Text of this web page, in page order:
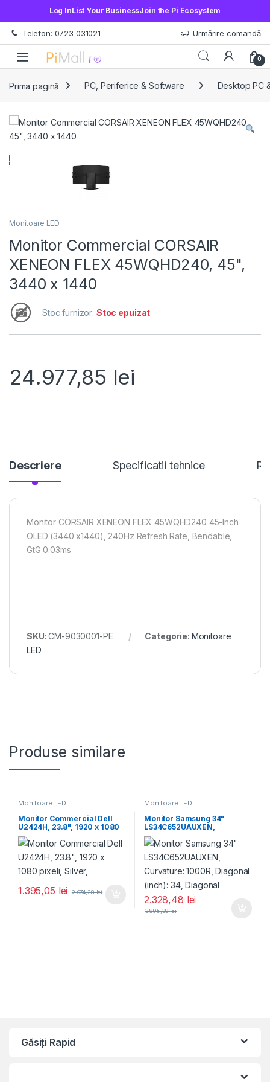
Log InList Your BusinessJoin the Pi Ecosystem
Treci la navigare
Sări la conținut
Telefon: 0723 031021 Urmărire comandă
Open 0
Prima pagină PC, Periferice & Software Desktop PC
Monitoare LED
Monitor Commercial CORSAIR
XENEON FLEX 45WQHD240, 45",
3440 x 1440
Stoc furnizor: Stoc epuizat
24.977,85 lei
Descriere Specificatii tehnice
Monitor CORSAIR XENEON FLEX 45WQHD240 45-Inch
OLED (3440 x1440), 240Hz Refresh Rate, Bendable,
GtG 0.03ms
SKU:CM-9030001-PE Categorie: Monitoare
LED
Produse similare
Monitoare LED
Monitor Commercial Dell
U2424H, 23.8", 1920 x 1080
pixeli, Silver,
1.395,05 lei 2.074,28lei
Monitoare LED
Monitor Samsung 34"
LS34C652UAUXEN,
Curvature: 1000R, Diagonal
(inch): 34, Diagonal
2.328,48 lei
3.895,38lei
Găsiți Rapid